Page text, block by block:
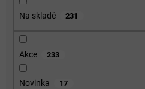
Na skladě 231
Akce 233
Novinka 17